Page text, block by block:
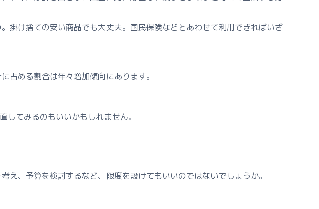
掛け捨ての安い商品でも大丈夫。国民保険などとあわせて利用できればいざ
占める割合は年々増加傾向にあります。
てみるのもいいかもしれません。
、予算を検討するなど、限度を設けてもいいのではないでしょうか。